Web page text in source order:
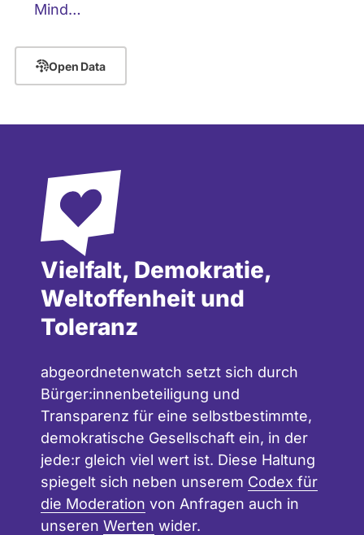
Mind…
Open Data
Vielfalt, Demokratie,
Weltoffenheit und
Toleranz
abgeordnetenwatch setzt sich durch
Bürger:innenbeteiligung und
Transparenz für eine selbstbestimmte,
demokratische Gesellschaft ein, in der
jede:r gleich viel wert ist. Diese Haltung
spiegelt sich neben unserem Codex für
die Moderation von Anfragen auch in
unseren Werten wider.